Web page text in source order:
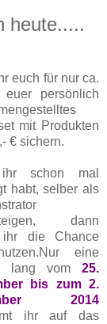
heute.....
euch für nur ca.
persönlich
mit Produkten
€ sichern.
schon mal
habt, selber als
dann
ihr die Chance
eine
lang vom 25.
bis zum 2.
2014
ihr auf das